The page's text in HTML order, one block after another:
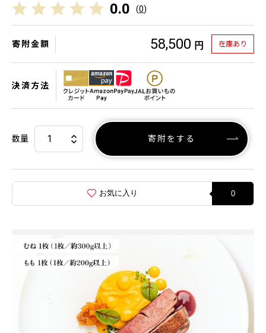
0.0 (0)
寄附金額 58,500 円 在庫あり
決済方法
数量 寄附をする
お気に入り 0